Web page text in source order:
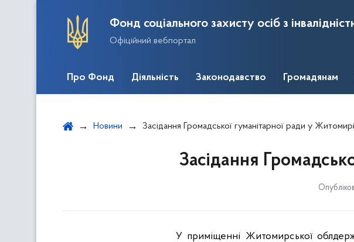
Фонд соціального захисту осіб з
Офіційний вебпортал
Про Фонд Діяльність Законодавство Громадянам
Новини Засідання Громадської гуманітарної ради у Житомирі
Засідання
У приміщенні Житомирської